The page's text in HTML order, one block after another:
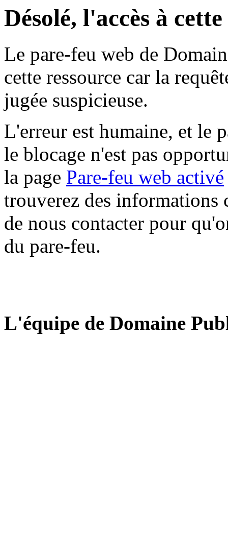
Désolé, l'accès à
Le pare-feu web de
cette ressource car la
jugée suspicieuse.
L'erreur est humaine, et le
le blocage n'est pas
la page Pare-feu web activé
trouverez des informations
de nous contacter pour
du pare-feu.
L'équipe de Domaine